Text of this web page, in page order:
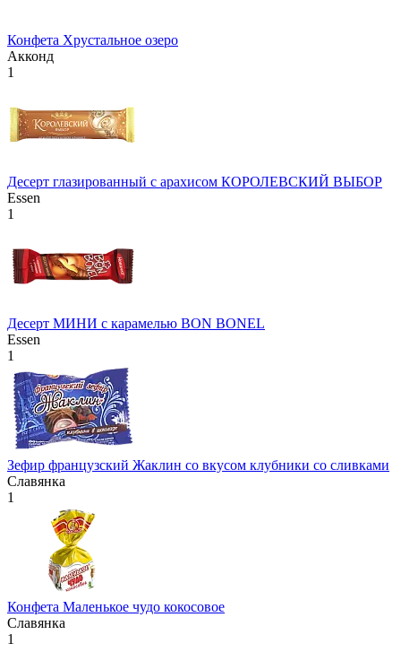
Конфета Хрустальное озеро
Акконд
1
Десерт глазированный с арахисом КОРОЛЕВСКИЙ ВЫБОР
Essen
1
Десерт МИНИ с карамелью BON BONEL
Essen
1
Зефир французский Жаклин со вкусом клубники со сливками
Славянка
1
Конфета Маленькое чудо кокосовое
Славянка
1